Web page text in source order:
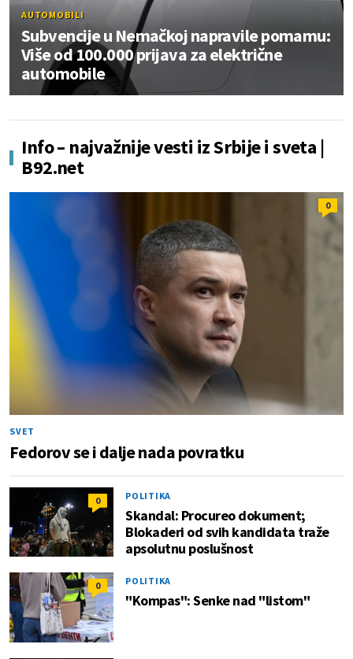
AUTOMOBILI
Subvencije u Nemačkoj napravile pomamu:
Više od 100.000 prijava za električne
automobile
Info – najvažnije vesti iz Srbije i sveta |
B92.net
0
SVET
Fedorov se i dalje nada povratku
0 POLITIKA
Skandal: Procureo dokument;
Blokaderi od svih kandidata traže
apsolutnu poslušnost
0 POLITIKA
"Kompas": Senke nad "listom"